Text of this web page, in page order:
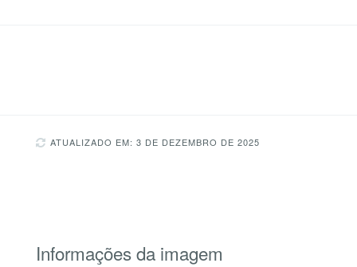
ATUALIZADO EM: 3 DE DEZEMBRO DE 2025
Informações da imagem